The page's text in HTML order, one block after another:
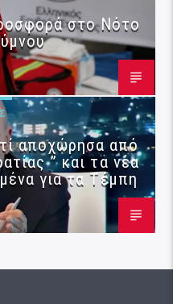
στο Νότο
αποχώρησα από
” και τα νέα
για τα Τέμπη